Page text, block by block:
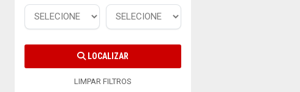
LOCALIZAR
LIMPAR FILTROS